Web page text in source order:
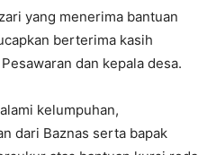
yang menerima bantuan
berterima kasih
dan kepala desa.
kelumpuhan,
dari Baznas serta bapak